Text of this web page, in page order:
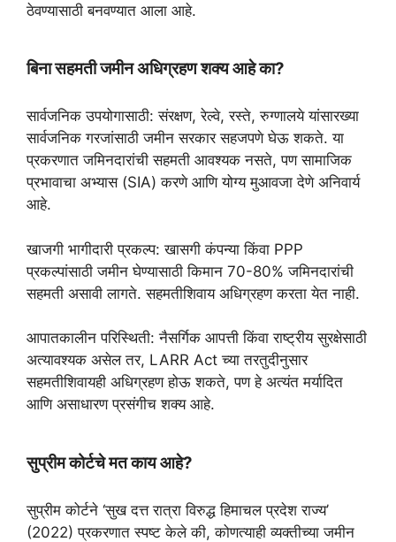
ठेवण्यासाठी बनवण्यात आला आहे.
बिना सहमती जमीन अधिग्रहण शक्य आहे का?
सार्वजनिक उपयोगासाठी: संरक्षण, रेल्वे, रस्ते, रुग्णालये यांसारख्या
सार्वजनिक गरजांसाठी जमीन सरकार सहजपणे घेऊ शकते. या
प्रकरणात जमिनदारांची सहमती आवश्यक नसते, पण सामाजिक
प्रभावाचा अभ्यास (SIA) करणे आणि योग्य मुआवजा देणे अनिवार्य
आहे.
खाजगी भागीदारी प्रकल्प: खासगी कंपन्या किंवा PPP
प्रकल्पांसाठी जमीन घेण्यासाठी किमान 70-80% जमिनदारांची
सहमती असावी लागते. सहमतीशिवाय अधिग्रहण करता येत नाही.
आपातकालीन परिस्थिती: नैसर्गिक आपत्ती किंवा राष्ट्रीय सुरक्षेसाठी
अत्यावश्यक असेल तर, LARR Act च्या तरतुदीनुसार
सहमतीशिवायही अधिग्रहण होऊ शकते, पण हे अत्यंत मर्यादित
आणि असाधारण प्रसंगीच शक्य आहे.
सुप्रीम कोर्टचे मत काय आहे?
सुप्रीम कोर्टने ‘सुख दत्त रात्रा विरुद्ध हिमाचल प्रदेश राज्य’
(2022) प्रकरणात स्पष्ट केले की, कोणत्याही व्यक्तीच्या जमीन